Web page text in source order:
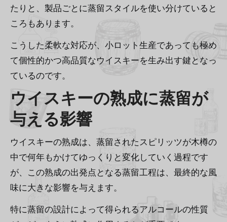
たりと、製品ごとに蒸留スタイルを使い分けていると
ころもあります。
こうした柔軟な対応が、小ロット生産であっても極め
て個性的かつ高品質なウイスキーを生み出す鍵となっ
ているのです。
ウイスキーの熟成に蒸留が
与える影響
ウイスキーの熟成は、蒸留されたスピリッツが木樽の
中で何年もかけてゆっくりと変化していく過程です
が、この熟成の出発点となる蒸留工程は、最終的な風
味に大きな影響を与えます。
特に蒸留の設計によって得られるアルコールの性質